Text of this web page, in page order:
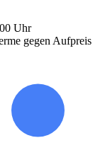
Uhr
gegen Aufpreis